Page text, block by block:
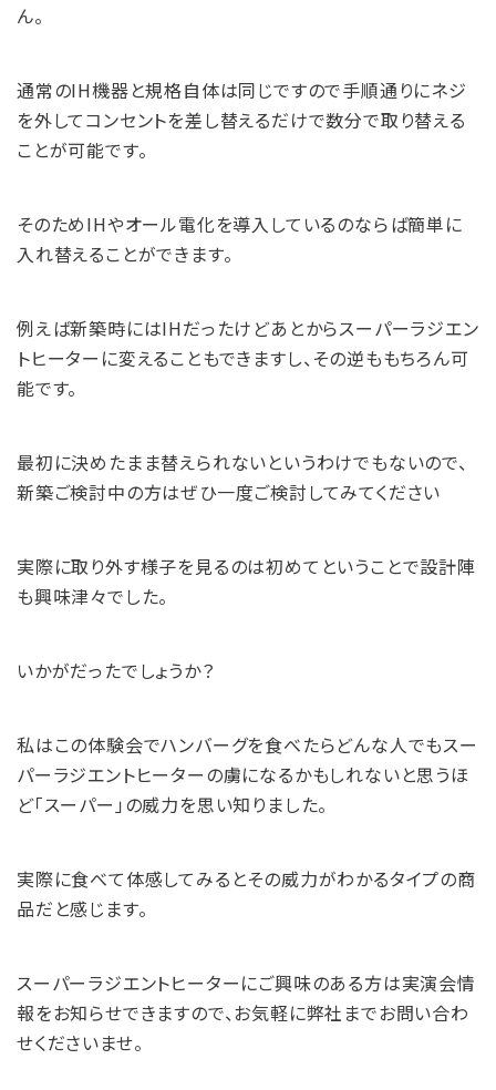
ん。
通常のIH機器と規格自体は同じですので手順通りにネジ
を外してコンセントを差し替えるだけで数分で取り替える
ことが可能です。
そのためIHやオール電化を導入しているのならば簡単に
入れ替えることができます。
例えば新築時にはIHだったけどあとからスーパーラジエン
トヒーターに変えることもできますし、その逆ももちろん可
能です。
最初に決めたまま替えられないというわけでもないので、
新築ご検討中の方はぜひ一度ご検討してみてください
実際に取り外す様子を見るのは初めてということで設計陣
も興味津々でした。
いかがだったでしょうか？
私はこの体験会でハンバーグを食べたらどんな人でもスー
パーラジエントヒーターの虜になるかもしれないと思うほ
ど「スーパー」の威力を思い知りました。
実際に食べて体感してみるとその威力がわかるタイプの商
品だと感じます。
スーパーラジエントヒーターにご興味のある方は実演会情
報をお知らせできますので、お気軽に弊社までお問い合わ
せくださいませ。